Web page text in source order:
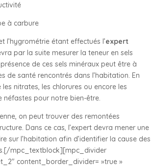
à carbure
l’hygrométrie étant effectués l’expert
par la suite mesurer la teneur en sels
de ces sels minéraux peut être à
de santé rencontrés dans l’habitation. En
nitrates, les chlorures ou encore les
néfastes pour notre bien-être.
on peut trouver des remontées
Dans ce cas, l’expert devra mener une
sur l’habitation afin d’identifier la cause des
mpc_textblock][mpc_divider
content_border_divider= »true »